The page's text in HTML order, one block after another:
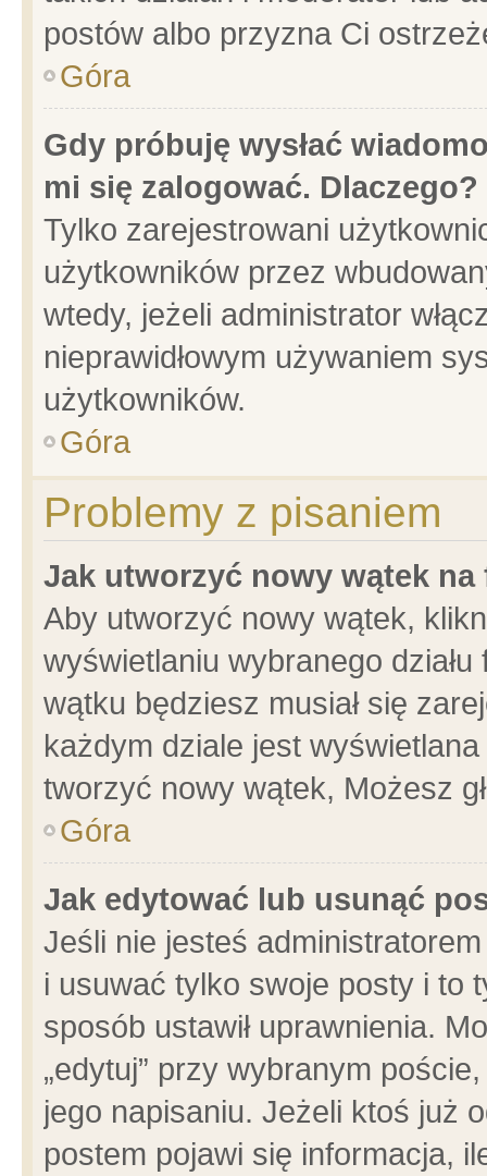
postów albo przyzna Ci
Góra
Gdy próbuję wysłać
mi się zalogować. Dlaczego?
Tylko zarejestrowani
użytkowników przez
wtedy, jeżeli administrator
nieprawidłowym używaniem
użytkowników.
Góra
Problemy z pisaniem
Jak utworzyć nowy wątek na
Aby utworzyć nowy wątek,
wyświetlaniu wybranego
wątku będziesz musiał się
każdym dziale jest
tworzyć nowy wątek, Możesz
Góra
Jak edytować lub usunąć
Jeśli nie jesteś
i usuwać tylko swoje posty i to
sposób ustawił uprawnienia.
„edytuj” przy wybranym
jego napisaniu. Jeżeli ktoś już
postem pojawi się informacja,